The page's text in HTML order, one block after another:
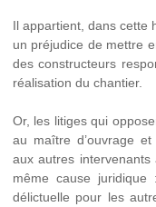
Il appartient, dans cette
un préjudice de mettre
des constructeurs
réalisation du chantier.
Or, les litiges qui
au maître d’ouvrage et
aux autres
même cause
délictuelle pour les